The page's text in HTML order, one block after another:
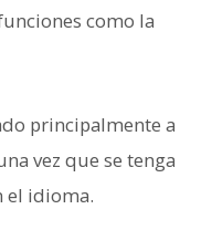
como la
principalmente a
vez que se tenga
el idioma.